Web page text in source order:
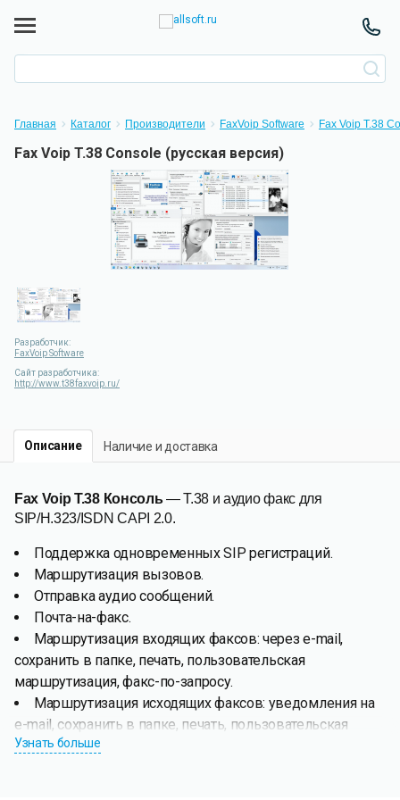
Главная Каталог Производители FaxVoip Software Fax Voip T.38
Fax Voip T.38 Console (русская версия)
Разработчик:
FaxVoip Software
Сайт разработчика:
http://www.t38faxvoip.ru/
Описание Наличие и доставка
Fax Voip T.38 Консоль— T.38 и аудио факс для
SIP/H.323/ISDN CAPI 2.0.
Поддержка одновременных SIP регистраций.
Маршрутизация вызовов.
Отправка аудио сообщений.
Почта-на-факс.
Маршрутизация входящих факсов: через e-mail,
сохранить в папке, печать, пользовательская
маршрутизация, факс-по-запросу.
Маршрутизация исходящих факсов: уведомления на
e-mail, сохранить в папке, печать, пользовательская
маршрутизация.
Узнать больше